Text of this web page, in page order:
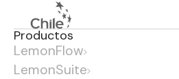
Productos
LemonFlow
LemonSuite